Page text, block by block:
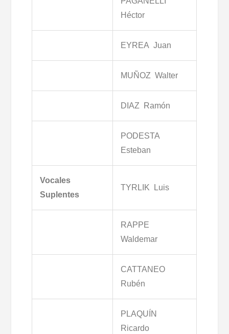
Héctor
EYREA Juan
MUÑOZ Walter
DIAZ Ramón
PODESTA
Esteban
Vocales
Suplentes
TYRLIK Luis
RAPPE
Waldemar
CATTANEO
Rubén
PLAQUÍN
Ricardo